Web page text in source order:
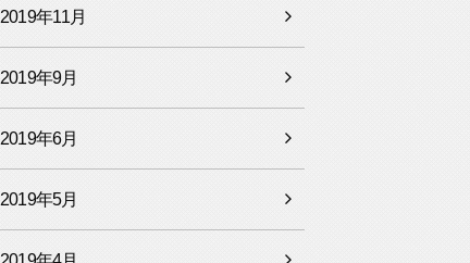
2019年11月
2019年9月
2019年6月
2019年5月